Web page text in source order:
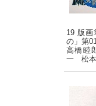
19 版画
の」第
高橋
一 松